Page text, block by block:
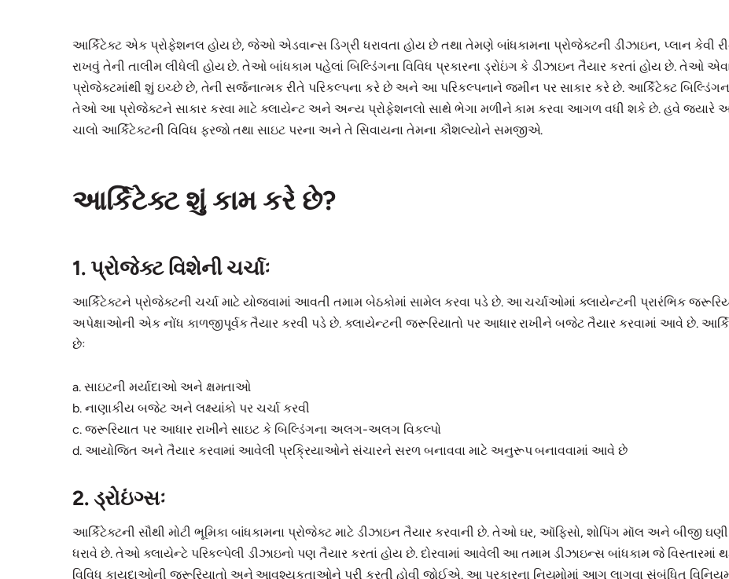
આર્કિટેક્ટ એક પ્રોફેશનલ હોય છે, જેઓ એડવાન્સ ડિગ્રી ધરાવતા હોય છે તથા તેમણે બાંધકામના પ્રોજેક્ટની ડીઝાઇન, પ્લાન કેવી
રાખવું તેની તાલીમ લીધેલી હોય છે. તેઓ બાંધકામ પહેલાં બિલ્ડિંગના વિવિધ પ્રકારના ડ્રોઇંગ કે ડીઝાઇન તૈયાર કરતાં હોય છે. તેઓ
પ્રોજેક્ટમાંથી શું ઇચ્છે છે, તેની સર્જનાત્મક રીતે પરિકલ્પના કરે છે અને આ પરિકલ્પનાને જમીન પર સાકાર કરે છે. આર્કિટેક્ટ
તેઓ આ પ્રોજેક્ટને સાકાર કરવા માટે ક્લાયેન્ટ અને અન્ય પ્રોફેશનલો સાથે ભેગા મળીને કામ કરવા આગળ વધી શકે છે. હવે જ્યારે
ચાલો આર્કિટેક્ટની વિવિધ ફરજો તથા સાઇટ પરના અને તે સિવાયના તેમના કૌશલ્યોને સમજીએ.
આર્કિટેક્ટ શું કામ કરે છે?
1. પ્રોજેક્ટ વિશેની ચર્ચાઃ
આર્કિટેક્ટને પ્રોજેક્ટની ચર્ચા માટે યોજવામાં આવતી તમામ બેઠકોમાં સામેલ કરવા પડે છે. આ ચર્ચાઓમાં ક્લાયેન્ટની પ્રારંભિક
અપેક્ષાઓની એક નોંધ કાળજીપૂર્વક તૈયાર કરવી પડે છે. ક્લાયેન્ટની જરૂરિયાતો પર આધાર રાખીને બજેટ તૈયાર કરવામાં આવે છે.
છેઃ
a. સાઇટની મર્યાદાઓ અને ક્ષમતાઓ
b. નાણાકીય બજેટ અને લક્ષ્યાંકો પર ચર્ચા કરવી
c. જરૂરિયાત પર આધાર રાખીને સાઇટ કે બિલ્ડિંગના અલગ-અલગ વિકલ્પો
d. આયોજિત અને તૈયાર કરવામાં આવેલી પ્રક્રિયાઓને સંચારને સરળ બનાવવા માટે અનુરૂપ બનાવવામાં આવે છે
2. ડ્રોઇંગ્સઃ
આર્કિટેક્ટની સૌથી મોટી ભૂમિકા બાંધકામના પ્રોજેક્ટ માટે ડીઝાઇન તૈયાર કરવાની છે. તેઓ ઘર, ઑફિસો, શોપિંગ મૉલ અને બીજી
ધરાવે છે. તેઓ ક્લાયેન્ટે પરિકલ્પેલી ડીઝાઇનો પણ તૈયાર કરતાં હોય છે. દોરવામાં આવેલી આ તમામ ડીઝાઇન્સ બાંધકામ જે વિસ્તારમાં
વિવિધ કાયદાઓની જરૂરિયાતો અને આવશ્યકતાઓને પૂરી કરતી હોવી જોઈએ. આ પ્રકારના નિયમોમાં આગ લાગવા સંબંધિત